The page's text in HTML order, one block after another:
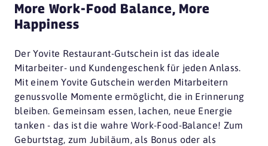
More Work-Food Balance, More
Happiness
Der Yovite Restaurant-Gutschein ist das ideale
Mitarbeiter- und Kundengeschenk für jeden Anlass.
Mit einem Yovite Gutschein werden Mitarbeitern
genussvolle Momente ermöglicht, die in Erinnerung
bleiben. Gemeinsam essen, lachen, neue Energie
tanken - das ist die wahre Work-Food-Balance! Zum
Geburtstag, zum Jubiläum, als Bonus oder als